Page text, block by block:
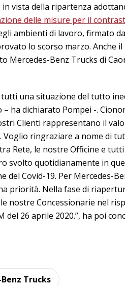
vista della ripartenza
delle misure per il
ambienti di lavoro, firmato
lo scorso marzo. Anche
Mercedes-Benz Trucks di
una situazione del tutto
– ha dichiarato Pompei -.
Clienti rappresentano il
ringraziare a nome di
Rete, le nostre Officine e
svolto quotidianamente in
Covid-19. Per Mercedes-
priorità. Nella fase di
nostre Concessionarie nel
26 aprile 2020.”, ha poi
Trucks